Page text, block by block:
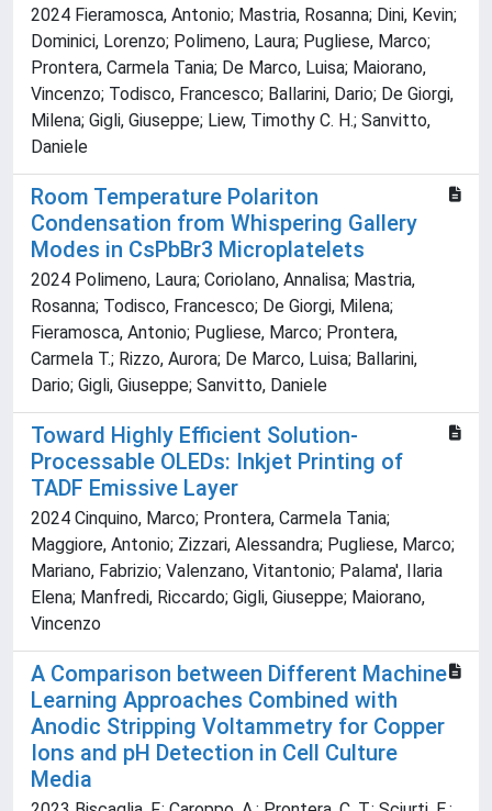
2024 Fieramosca, Antonio; Mastria, Rosanna; Dini, Kevin;
Dominici, Lorenzo; Polimeno, Laura; Pugliese, Marco;
Prontera, Carmela Tania; De Marco, Luisa; Maiorano,
Vincenzo; Todisco, Francesco; Ballarini, Dario; De Giorgi,
Milena; Gigli, Giuseppe; Liew, Timothy C. H.; Sanvitto,
Daniele
Room Temperature Polariton
Condensation from Whispering Gallery
Modes in CsPbBr3 Microplatelets
2024 Polimeno, Laura; Coriolano, Annalisa; Mastria,
Rosanna; Todisco, Francesco; De Giorgi, Milena;
Fieramosca, Antonio; Pugliese, Marco; Prontera,
Carmela T.; Rizzo, Aurora; De Marco, Luisa; Ballarini,
Dario; Gigli, Giuseppe; Sanvitto, Daniele
Toward Highly Efficient Solution-
Processable OLEDs: Inkjet Printing of
TADF Emissive Layer
2024 Cinquino, Marco; Prontera, Carmela Tania;
Maggiore, Antonio; Zizzari, Alessandra; Pugliese, Marco;
Mariano, Fabrizio; Valenzano, Vitantonio; Palama', Ilaria
Elena; Manfredi, Riccardo; Gigli, Giuseppe; Maiorano,
Vincenzo
A Comparison between Different Machine
Learning Approaches Combined with
Anodic Stripping Voltammetry for Copper
Ions and pH Detection in Cell Culture
Media